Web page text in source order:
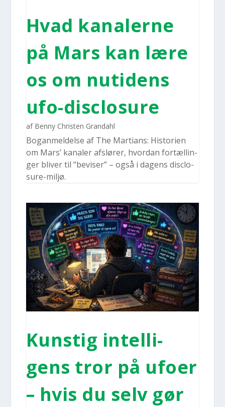
Hvad kana­ler­ne
på Mars kan lære
os om nuti­dens
ufo-disclo­su­re
af Benny Christen Grandahl
Bogan­mel­del­se af The Mar­ti­ans: Histo­ri­en
om Mars’ kana­ler afslø­rer, hvor­dan for­tæl­lin­
ger bli­ver til “bevi­ser” – også i dagens disclo­
su­re-mil­jø.
Kun­stig intel­li­
gens tror på ufo­er
– hvis du selv gør